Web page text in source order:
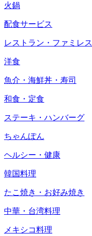
火鍋
配食サービス
レストラン・ファミレス
洋食
魚介・海鮮丼・寿司
和食・定食
ステーキ・ハンバーグ
ちゃんぽん
ヘルシー・健康
韓国料理
たこ焼き・お好み焼き
中華・台湾料理
メキシコ料理